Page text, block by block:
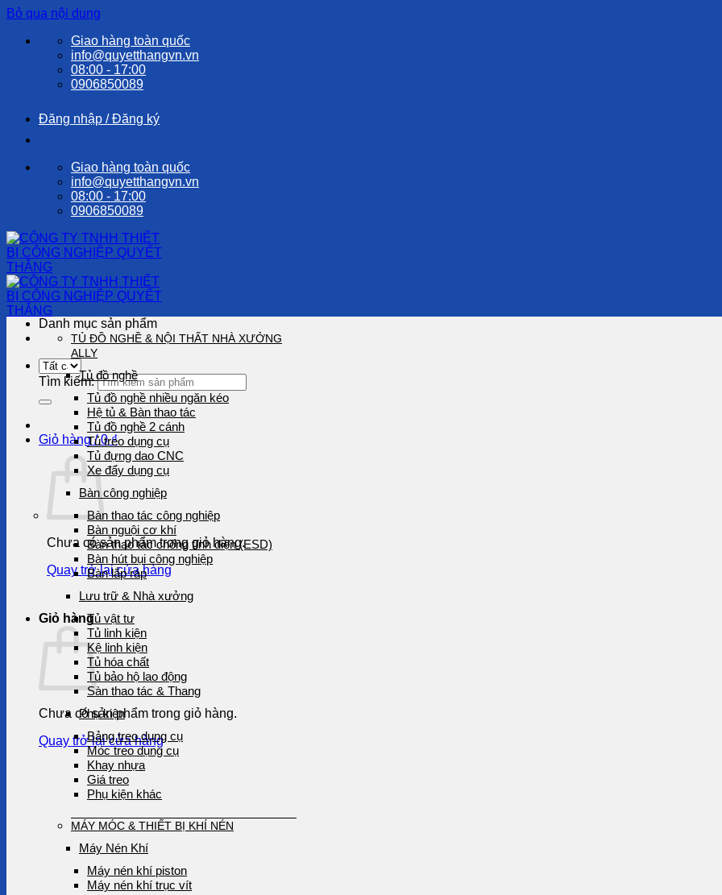
Bỏ qua nội dung
Giao hàng toàn quốc
info@quyetthangvn.vn
08:00 - 17:00
0906850089
Đăng nhập / Đăng ký
Giao hàng toàn quốc
info@quyetthangvn.vn
08:00 - 17:00
0906850089
Tìm kiếm:
Giỏ hàng /0₫
Chưa có sản phẩm trong giỏ hàng.
Quay trở lại cửa hàng
Giỏ hàng
Chưa có sản phẩm trong giỏ hàng.
Quay trở lại cửa hàng
Danh mục sản phẩm
TỦ ĐỒ NGHỀ & NỘI THẤT NHÀ XƯỞNG
ALLY
Tủ đồ nghề
Tủ đồ nghề nhiều ngăn kéo
Hệ tủ & Bàn thao tác
Tủ đồ nghề 2 cánh
Tủ treo dụng cụ
Tủ đựng dao CNC
Xe đẩy dụng cụ
Bàn công nghiệp
Bàn thao tác công nghiệp
Bàn nguội cơ khí
Bàn thao tác chống tĩnh điện (ESD)
Bàn hút bụi công nghiệp
Bàn lắp ráp
Lưu trữ & Nhà xưởng
Tủ vật tư
Tủ linh kiện
Kệ linh kiện
Tủ hóa chất
Tủ bảo hộ lao động
Sàn thao tác & Thang
Phụ kiện
Bảng treo dụng cụ
Móc treo dụng cụ
Khay nhựa
Giá treo
Phụ kiện khác
MÁY MÓC & THIẾT BỊ KHÍ NÉN
Máy Nén Khí
Máy nén khí piston
Máy nén khí trục vít